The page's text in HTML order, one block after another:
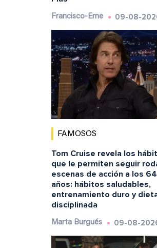
Francisco-Eme 09-08-
FAMOSOS
Tom Cruise revela los
que le permiten seguir
escenas de acción a los 64
años: hábitos saludables,
entrenamiento duro y
disciplinada
Marta Burgués 09-08-